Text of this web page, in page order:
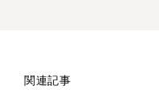
関連記事